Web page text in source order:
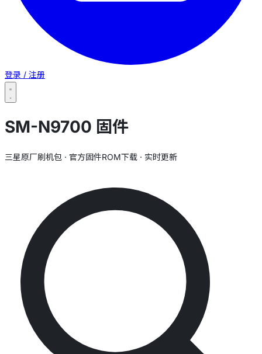
登录 / 注册
SM-N9700 固件
三星原厂刷机包 · 官方固件ROM下载 · 实时更新